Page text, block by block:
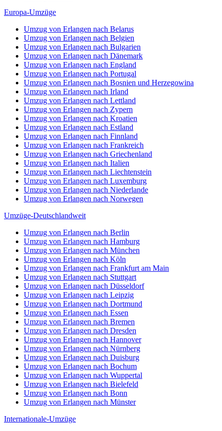
Europa-Umzüge
Umzug von Erlangen nach Belarus
Umzug von Erlangen nach Belgien
Umzug von Erlangen nach Bulgarien
Umzug von Erlangen nach Dänemark
Umzug von Erlangen nach England
Umzug von Erlangen nach Portugal
Umzug von Erlangen nach Bosnien und Herzegowina
Umzug von Erlangen nach Irland
Umzug von Erlangen nach Lettland
Umzug von Erlangen nach Zypern
Umzug von Erlangen nach Kroatien
Umzug von Erlangen nach Estland
Umzug von Erlangen nach Finnland
Umzug von Erlangen nach Frankreich
Umzug von Erlangen nach Griechenland
Umzug von Erlangen nach Italien
Umzug von Erlangen nach Liechtenstein
Umzug von Erlangen nach Luxemburg
Umzug von Erlangen nach Niederlande
Umzug von Erlangen nach Norwegen
Umzüge-Deutschlandweit
Umzug von Erlangen nach Berlin
Umzug von Erlangen nach Hamburg
Umzug von Erlangen nach München
Umzug von Erlangen nach Köln
Umzug von Erlangen nach Frankfurt am Main
Umzug von Erlangen nach Stuttgart
Umzug von Erlangen nach Düsseldorf
Umzug von Erlangen nach Leipzig
Umzug von Erlangen nach Dortmund
Umzug von Erlangen nach Essen
Umzug von Erlangen nach Bremen
Umzug von Erlangen nach Dresden
Umzug von Erlangen nach Hannover
Umzug von Erlangen nach Nürnberg
Umzug von Erlangen nach Duisburg
Umzug von Erlangen nach Bochum
Umzug von Erlangen nach Wuppertal
Umzug von Erlangen nach Bielefeld
Umzug von Erlangen nach Bonn
Umzug von Erlangen nach Münster
Internationale-Umzüge